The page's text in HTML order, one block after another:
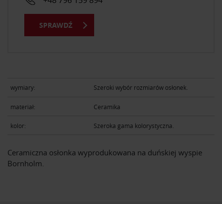
wymiary: Szeroki wybór rozmiarów osłonek.
materiał: Ceramika
kolor: Szeroka gama kolorystyczna.
Ceramiczna osłonka wyprodukowana na duńskiej wyspie
Bornholm.
SPRAWDŹ